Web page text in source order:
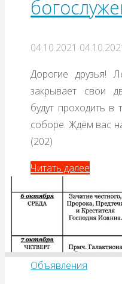
04.10.2021
Дорогие друзья!
закрывает свои
будут проходить
соборе. Ждём вас
(202)
Читать далее
Объявления